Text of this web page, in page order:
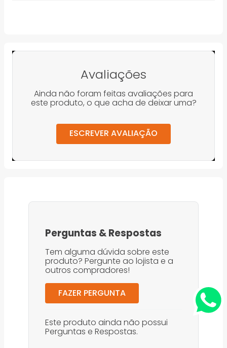
Avaliações
Ainda não foram feitas avaliações para
este produto, o que acha de deixar uma?
ESCREVER AVALIAÇÃO
Perguntas &Respostas
Tem alguma dúvida sobre este
produto? Pergunte ao lojista e a
outros compradores!
FAZER PERGUNTA
Este produto ainda não possui
Perguntas e Respostas.